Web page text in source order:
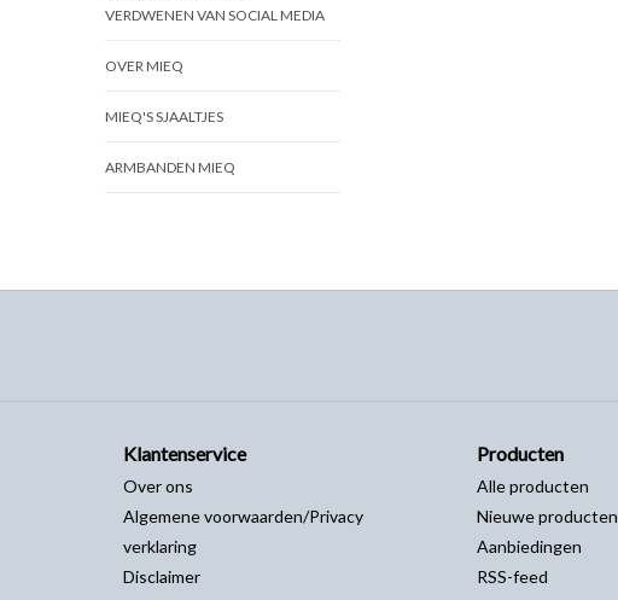
VERDWENEN VAN SOCIAL MEDIA
OVER MIEQ
MIEQ'S SJAALTJES
ARMBANDEN MIEQ
Klantenservice
Over ons
Algemene voorwaarden/Privacy
verklaring
Disclaimer
Producten
Alle producten
Nieuwe producten
Aanbiedingen
RSS-feed